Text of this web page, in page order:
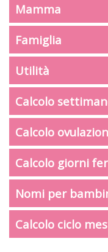
Mamma
Famiglia
Utilità
Calcolo
Calcolo
Calcolo giorni
Nomi per
Calcolo ciclo